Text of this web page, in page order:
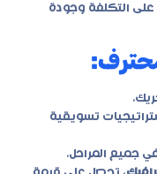
على التكلفة وجودة
تسويقية
جميع المراحل.